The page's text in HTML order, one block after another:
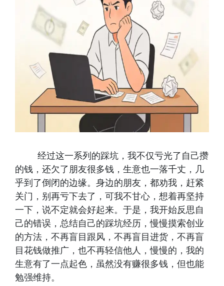
经过这一系列的踩坑，我不仅亏光了自己攒
的钱，还欠了朋友很多钱，生意也一落千丈，几
乎到了倒闭的边缘。身边的朋友，都劝我，赶紧
关门，别再亏下去了，可我不甘心，想着再坚持
一下，说不定就会好起来。于是，我开始反思自
己的错误，总结自己的踩坑经历，慢慢摸索创业
的方法，不再盲目跟风，不再盲目进货，不再盲
目花钱做推广，也不再轻信他人，慢慢的，我的
生意有了一点起色，虽然没有赚很多钱，但也能
勉强维持。